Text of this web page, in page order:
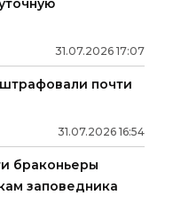
31.07.2026 17:07
почти
31.07.2026 16:54
браконьеры
заповедника